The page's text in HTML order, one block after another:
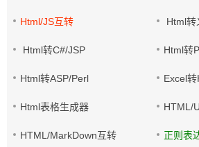
Html/JS互转 Html转
Html转C#/JSP Html转
Html转ASP/Perl Excel
Html表格生成器 HTML/
HTML/MarkDown互转 正则表